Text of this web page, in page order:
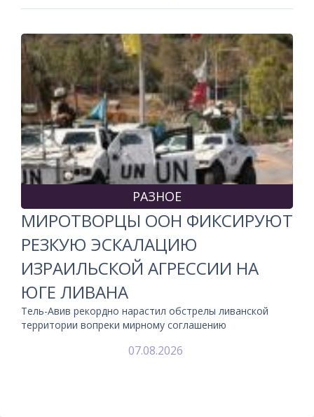
РАЗНОЕ
МИРОТВОРЦЫ ООН ФИКСИРУЮТ
РЕЗКУЮ ЭСКАЛАЦИЮ
ИЗРАИЛЬСКОЙ АГРЕССИИ НА
ЮГЕ ЛИВАНА
Тель-Авив рекордно нарастил обстрелы ливанской
территории вопреки мирному соглашению
07.08.2026